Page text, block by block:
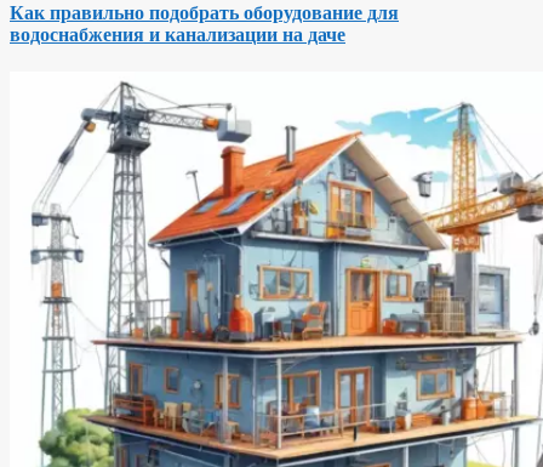
Как правильно подобрать оборудование для
водоснабжения и канализации на даче